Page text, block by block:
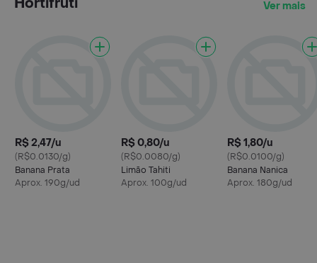
Ver mais
R$ 2,47/u
(R$0.0130/g)
Banana Prata
Aprox. 190g/ud
R$ 0,80/u
(R$0.0080/g)
Limão Tahiti
Aprox. 100g/ud
R$ 1,80/u
(R$0.0100/g)
Banana Nanica
Aprox. 180g/ud